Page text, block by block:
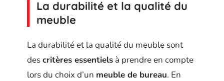
La durabilité et la qualité du
meuble
La durabilité et la qualité du meuble sont
descritères essentiels à prendre en compte
lors du choix d’un meuble de bureau. En